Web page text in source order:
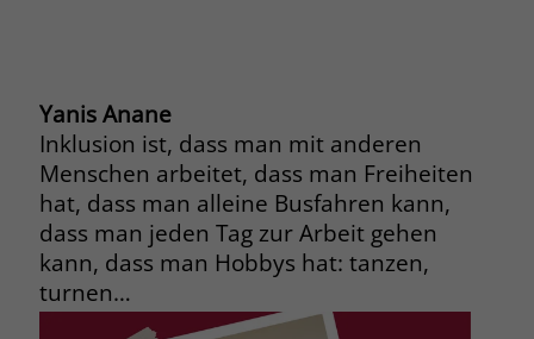
Yanis Anane
Inklusion ist, dass man mit anderen
Menschen arbeitet, dass man Freiheiten
hat, dass man alleine Busfahren kann,
dass man jeden Tag zur Arbeit gehen
kann, dass man Hobbys hat: tanzen,
turnen…
Zweck
Cookie ist ein Erstanbieter-Cookie, d. h.
Facebook platziert es, während ein
Verbraucher auf Facebook ist. Dieses
Cookie verfolgt die Besuche eines
Nutzers auf verschiedenen Websites
und meldet dieses Verhalten an
Facebook. Facebook kann dann die
Nutzer besser zu verstehen und